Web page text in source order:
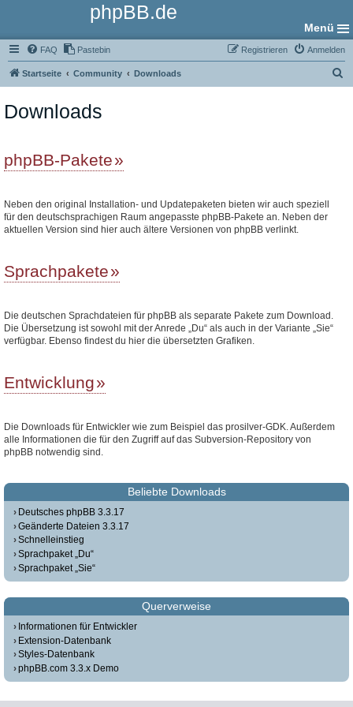
phpBB.de
Menü
FAQ Pastebin Anmelden
Registrieren
Startseite Community Downloads
Downloads
phpBB-Pakete
Neben den original Installation- und Updatepaketen bieten wir auch speziell
für den deutschsprachigen Raum angepasste phpBB-Pakete an. Neben der
aktuellen Version sind hier auch ältere Versionen von phpBB verlinkt.
Sprachpakete
Die deutschen Sprachdateien für phpBB als separate Pakete zum Download.
Die Übersetzung ist sowohl mit der Anrede „Du“ als auch in der Variante „Sie“
verfügbar. Ebenso findest du hier die übersetzten Grafiken.
Entwicklung
Die Downloads für Entwickler wie zum Beispiel das prosilver-GDK. Außerdem
alle Informationen die für den Zugriff auf das Subversion-Repository von
phpBB notwendig sind.
Beliebte Downloads
Deutsches phpBB 3.3.17
Geänderte Dateien 3.3.17
Schnelleinstieg
Sprachpaket „Du“
Sprachpaket „Sie“
Querverweise
Informationen für Entwickler
Extension-Datenbank
Styles-Datenbank
phpBB.com 3.3.x Demo